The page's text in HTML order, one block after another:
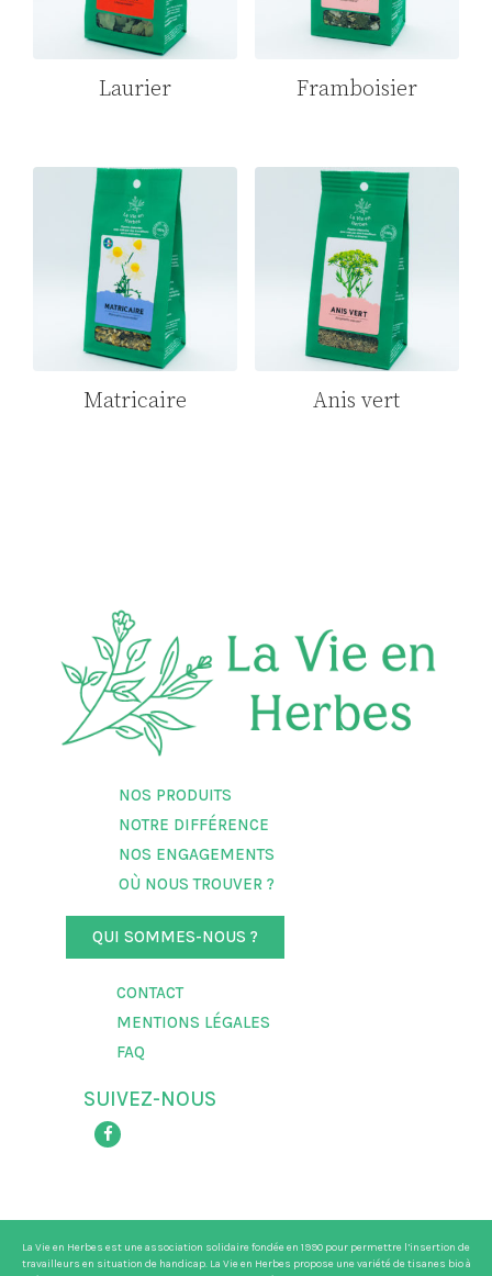
Laurier Framboisier
Matricaire Anis vert
NOS PRODUITS
NOTRE DIFFÉRENCE
NOS ENGAGEMENTS
OÙ NOUS TROUVER ?
QUI SOMMES-NOUS ?
CONTACT
MENTIONS LÉGALES
FAQ
SUIVEZ-NOUS
La Vie en Herbes est une association solidaire fondée en 1990 pour permettre l’insertion de
travailleurs en situation de handicap. La Vie en Herbes propose une variété de tisanes bio à